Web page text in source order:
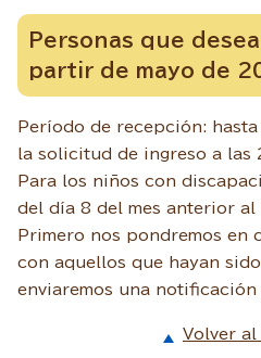
Personas que
partir de mayo de
Período de recepción:
la solicitud de ingreso a las
Para los niños con
del día 8 del mes anterior al
Primero nos pondremos
con aquellos que hayan
enviaremos una notificación
Volver